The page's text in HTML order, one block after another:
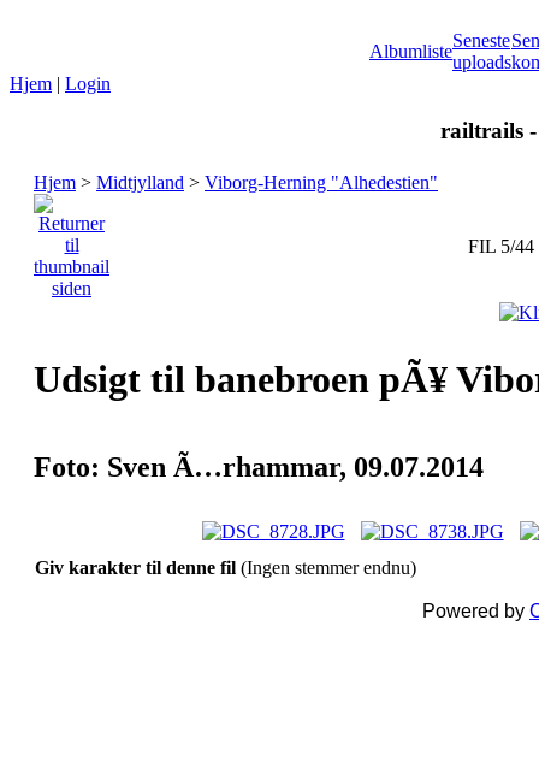
Albumliste
Seneste
uploads
Hjem | Login
railtrails
Hjem > Midtjylland > Viborg-Herning "Alhedestien"
FIL 5/44
Udsigt til banebroen pÃ¥
Foto: Sven Ã…rhammar, 09.07.2014
Giv karakter til denne fil (Ingen stemmer endnu)
Powered by